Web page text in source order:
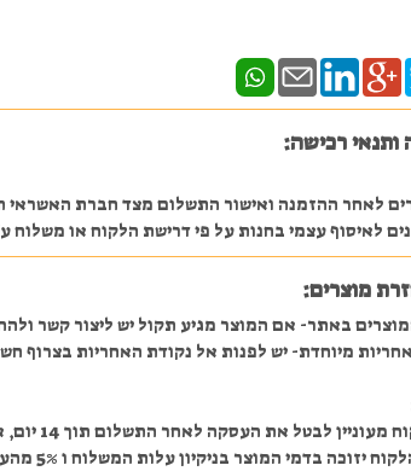
רכישה:
לאחר ההזמנה ואישור התשלום מצד חברת האשראי
לאיסוף עצמי בחנות על פי דרישת הלקוח או משלוח ע"י דואר
מוצרים:
באתר- אם המוצר מגיע תקול יש ליצור קשר
מיוחדת- יש לפנות אל נקודת האחריות בצרוף
במקרה
בדמי המוצר בניקיון עלות המשלוח ו 5% מהעסקה או 30 ₪ לפחות.